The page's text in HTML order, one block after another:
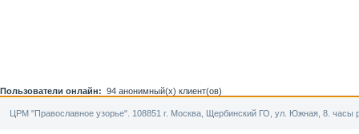
Пользователи онлайн: 94 анонимный(х) клиент(ов)
ЦРМ "Православное узорье". 108851 г. Москва, Щербинский ГО, ул. Южная, 8. часы